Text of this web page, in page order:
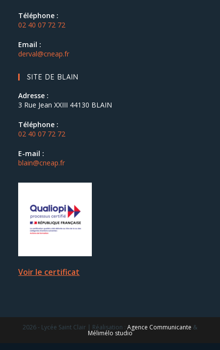
Téléphone :
02 40 07 72 72
Email :
derval@cneap.fr
SITE DE BLAIN
Adresse :
3 Rue Jean XXIII 44130 BLAIN
Téléphone :
02 40 07 72 72
E-mail :
blain@cneap.fr
Voir le certificat
2026 - Lycée Saint Clair | Réalisation : Agence Communicante &
Mélimélo studio